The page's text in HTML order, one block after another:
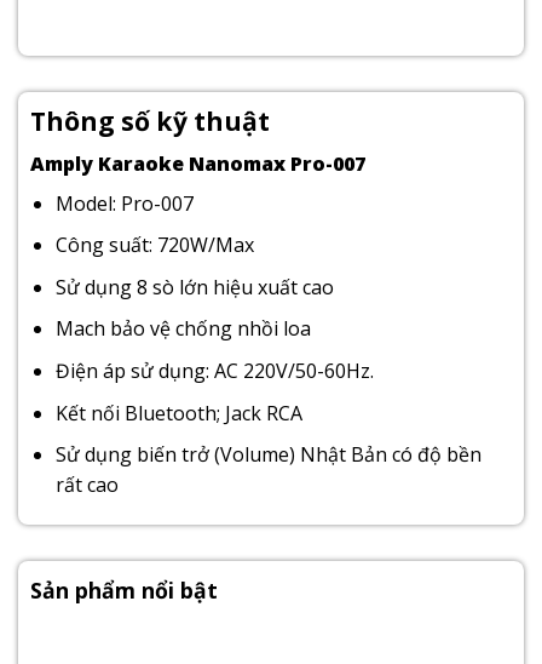
Thông số kỹ thuật
Amply Karaoke Nanomax Pro-007
Model: Pro-007
Công suất: 720W/Max
Sử dụng 8 sò lớn hiệu xuất cao
Mach bảo vệ chống nhồi loa
Điện áp sử dụng: AC 220V/50-60Hz.
Kết nối Bluetooth; Jack RCA
Sử dụng biến trở (Volume) Nhật Bản có độ bền
rất cao
Sản phẩm nổi bật